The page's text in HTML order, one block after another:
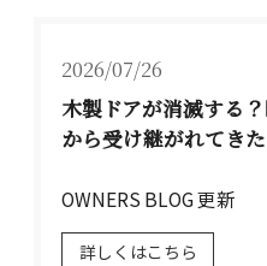
2026/07/26
木製ドアが消滅する
から受け継がれてきた
OWNERS BLOG 更新
詳しくはこちら